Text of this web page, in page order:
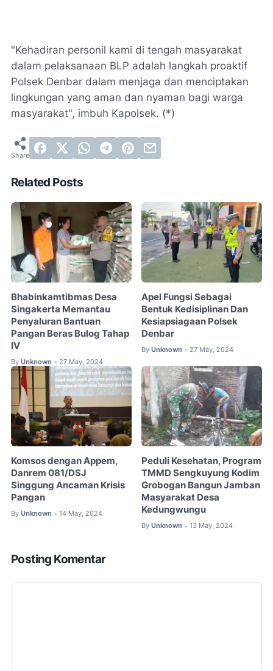
"Kehadiran personil kami di tengah masyarakat
dalam pelaksanaan BLP adalah langkah proaktif
Polsek Denbar dalam menjaga dan menciptakan
lingkungan yang aman dan nyaman bagi warga
masyarakat", imbuh Kapolsek. (*)
Related Posts
Bhabinkamtibmas Desa
Singakerta Memantau
Penyaluran Bantuan
Pangan Beras Bulog Tahap
IV
By Unknown • 27 May, 2024
Apel Fungsi Sebagai
Bentuk Kedisiplinan Dan
Kesiapsiagaan Polsek
Denbar
By Unknown • 27 May, 2024
Komsos dengan Appem,
Danrem 081/DSJ
Singgung Ancaman Krisis
Pangan
By Unknown • 14 May, 2024
Peduli Kesehatan, Program
TMMD Sengkuyung Kodim
Grobogan Bangun Jamban
Masyarakat Desa
Kedungwungu
By Unknown • 13 May, 2024
Posting Komentar